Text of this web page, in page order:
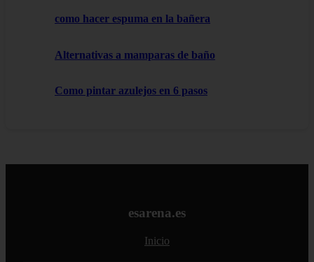
como hacer espuma en la bañera
Alternativas a mamparas de baño
Como pintar azulejos en 6 pasos
esarena.es
Inicio